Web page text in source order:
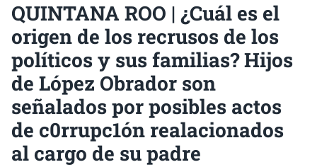
QUINTANA ROO | ¿Cuál es el
origen de los recrusos de los
políticos y sus familias? Hijos
de López Obrador son
señalados por posibles actos
de c0rrupc1ón realacionados
al cargo de su padre